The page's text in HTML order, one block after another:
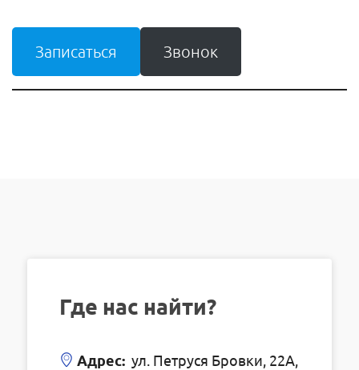
Записаться Звонок
Где нас найти?
Адрес: ул. Петруся Бровки, 22А,